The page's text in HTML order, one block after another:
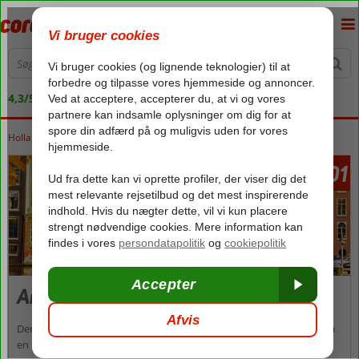
4,3/5 på Trustpilot
Forside
Holland Nordholland Amsterdam
fra 1801
Amsterdam
Der er noget ved Amsterdam, der bare gør byen til noget særligt på
en helt afslappende måde. Måske er det lyden af cykler over